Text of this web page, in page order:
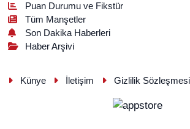
Puan Durumu ve Fikstür
Tüm Manşetler
Son Dakika Haberleri
Haber Arşivi
Künye İletişim Gizlilik Sözleşmesi